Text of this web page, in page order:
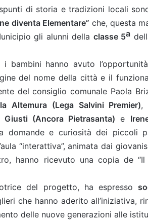
spunti di storia e tradizioni locali
diventa Elementare” che, questa
gli alunni della classe 5a
bambini hanno avuto
del nome della città e il
del consiglio comunale Paola
Altemura (Lega Salvini Premier),
Giusti (Ancora Pietrasanta) e
domande e curiosità dei piccoli
“interattiva”, animata dai
hanno ricevuto una copia de
del progetto, ha espresso
che hanno aderito all’iniziativa,
delle nuove generazioni alle